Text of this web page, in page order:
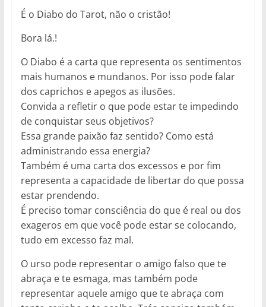
É o Diabo do Tarot, não o cristão!
Bora lá.!
O Diabo é a carta que representa os sentimentos
mais humanos e mundanos. Por isso pode falar
dos caprichos e apegos as ilusões.
Convida a refletir o que pode estar te impedindo
de conquistar seus objetivos?
Essa grande paixão faz sentido? Como está
administrando essa energia?
Também é uma carta dos excessos e por fim
representa a capacidade de libertar do que possa
estar prendendo.
É preciso tomar consciência do que é real ou dos
exageros em que você pode estar se colocando,
tudo em excesso faz mal.
O urso pode representar o amigo falso que te
abraça e te esmaga, mas também pode
representar aquele amigo que te abraça com